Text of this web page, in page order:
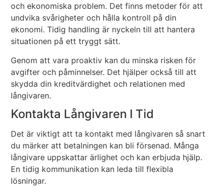
och ekonomiska problem. Det finns metoder för att
undvika svårigheter och hålla kontroll på din
ekonomi. Tidig handling är nyckeln till att hantera
situationen på ett tryggt sätt.
Genom att vara proaktiv kan du minska risken för
avgifter och påminnelser. Det hjälper också till att
skydda din kreditvärdighet och relationen med
långivaren.
Kontakta Långivaren I Tid
Det är viktigt att ta kontakt med långivaren så snart
du märker att betalningen kan bli försenad. Många
långivare uppskattar ärlighet och kan erbjuda hjälp.
En tidig kommunikation kan leda till flexibla
lösningar.